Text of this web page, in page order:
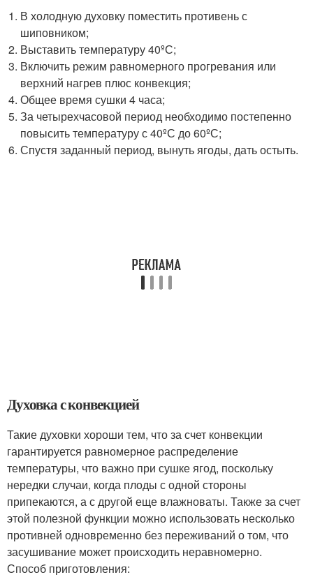
В холодную духовку поместить противень с
шиповником;
Выставить температуру 40ºС;
Включить режим равномерного прогревания или
верхний нагрев плюс конвекция;
Общее время сушки 4 часа;
За четырехчасовой период необходимо постепенно
повысить температуру с 40ºС до 60ºС;
Спустя заданный период, вынуть ягоды, дать остыть.
Духовка с конвекцией
Такие духовки хороши тем, что за счет конвекции
гарантируется равномерное распределение
температуры, что важно при сушке ягод, поскольку
нередки случаи, когда плоды с одной стороны
припекаются, а с другой еще влажноваты. Также за счет
этой полезной функции можно использовать несколько
противней одновременно без переживаний о том, что
засушивание может происходить неравномерно.
Способ приготовления: